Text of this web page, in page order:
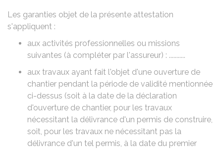
Les garanties objet de la présente attestation
s'appliquent :
aux activités professionnelles ou missions
suivantes (à compléter par l'assureur) : ...........
aux travaux ayant fait l'objet d'une ouverture de
chantier pendant la période de validité mentionnée
ci-dessus (soit à la date de la déclaration
d'ouverture de chantier, pour les travaux
nécessitant la délivrance d'un permis de construire,
soit, pour les travaux ne nécessitant pas la
délivrance d'un tel permis, à la date du premier